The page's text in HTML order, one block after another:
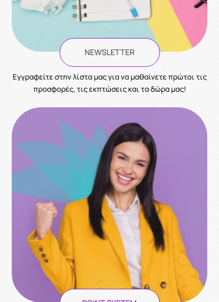
NEWSLETTER
Eγγραφείτε στην λίστα μας για να μαθαίνετε πρώτοι τις
προσφορές, τις εκπτώσεις και τα δώρα μας!